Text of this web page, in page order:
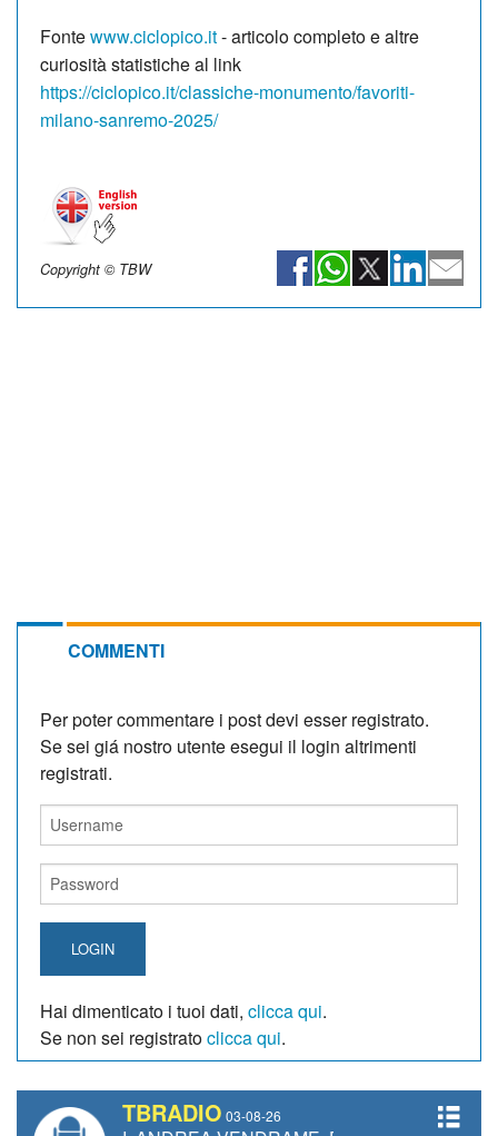
Fontewww.ciclopico.it- articolo completo e altre
curiosità statistiche al link
https://ciclopico.it/classiche-monumento/favoriti-
milano-sanremo-2025/
Copyright © TBW
COMMENTI
Per poter commentare i post devi esser registrato.
Se sei giá nostro utente esegui il login altrimenti
registrati.
LOGIN
Hai dimenticato i tuoi dati, clicca qui.
Se non sei registratoclicca qui.
TBRADIO 03-08-26